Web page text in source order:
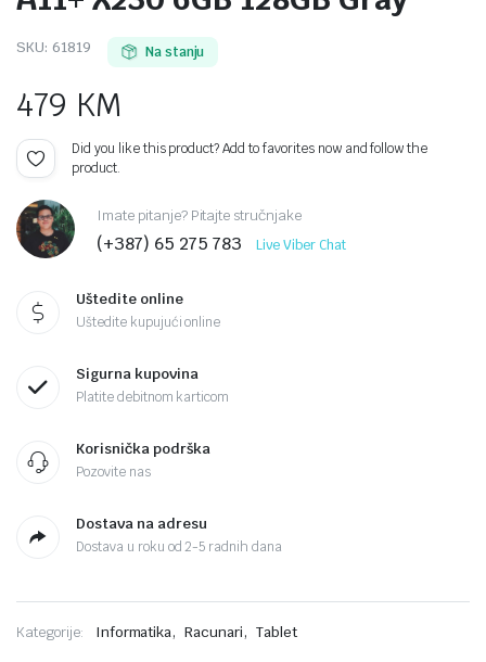
SKU: 61819 Na stanju
479 KM
Did you like this product? Add to favorites now and follow the
product.
Imate pitanje? Pitajte stručnjake
(+387) 65 275 783 Live Viber Chat
Uštedite online
Uštedite kupujući online
Sigurna kupovina
Platite debitnom karticom
Korisnička podrška
Pozovite nas
Dostava na adresu
Dostava u roku od 2-5 radnih dana
Kategorije: Informatika, Racunari, Tablet